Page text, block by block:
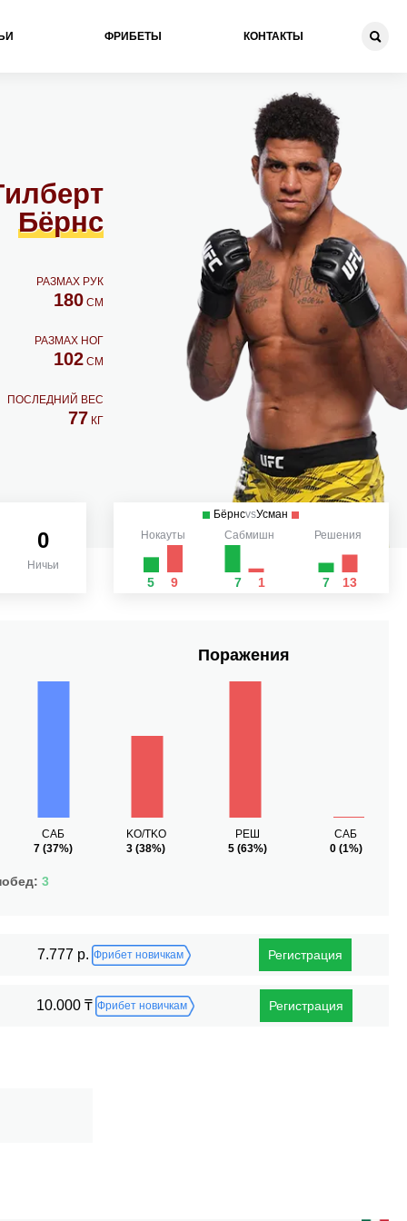
ФРИБЕТЫ КОНТАКТЫ
Бёрнс
РАЗМАХ РУК
180СМ
РАЗМАХ НОГ
102СМ
ПОСЛЕДНИЙ ВЕС
77 КГ
0
Ничьи
БёрнсvsУсман
Нокауты
5 9
Сабмишн
7 1
Решения
7 13
САБ
7 (37%)
3
Поражения
KO/TKO
3 (38%)
РЕШ
5 (63%)
САБ
0(1%)
7.777 р. Фрибет новичкам Регистрация
10.000 ₸ Фрибет новичкам Регистрация